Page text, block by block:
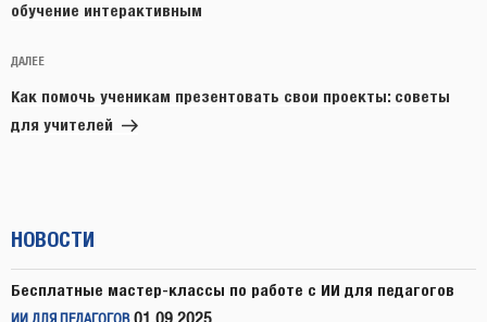
обучение интерактивным
Следующая
запись
ДАЛЕЕ
Как помочь ученикам презентовать свои проекты: советы
для учителей
НОВОСТИ
Бесплатные мастер-классы по работе с ИИ для педагогов